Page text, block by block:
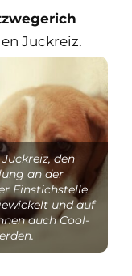
Juckreiz.
den
an der
Einstichstelle
und auf
auch Cool-